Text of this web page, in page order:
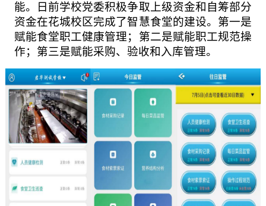
能。日前学校党委积极争取上级资金和自筹部分
资金在花城校区完成了智慧食堂的建设。第一是
赋能食堂职工健康管理；第二是赋能职工规范操
作；第三是赋能采购、验收和 入库管理。